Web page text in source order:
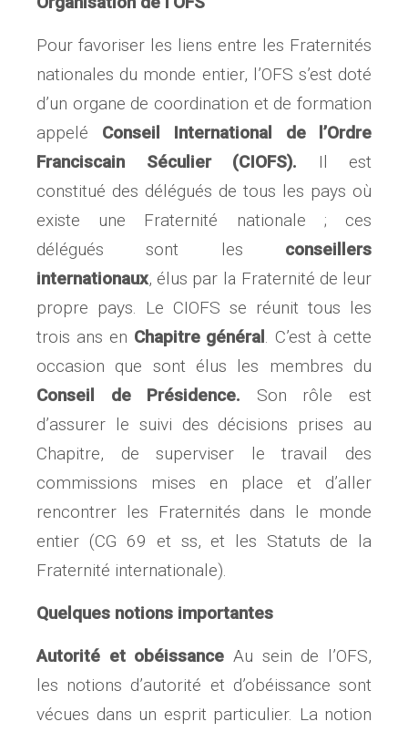
Pour favoriser les liens entre les Fraternités
nationales du monde entier, l’OFS s’est doté
d’un organe de coordination et de formation
appelé Conseil International de l’Ordre
Franciscain Séculier
(CIOFS). Il est
constitué des délégués de tous les pays où
existe une Fraternité nationale ; ces
délégués sont les conseillers
internationaux, élus par la Fraternité de leur
propre pays. Le CIOFS se réunit tous les
trois ans en Chapitre général. C’est à cette
occasion que sont élus les membres du
Conseil de Présidence. Son rôle est
d’assurer le suivi des décisions prises au
Chapitre, de superviser le travail des
commissions mises en place et d’aller
rencontrer les Fraternités dans le monde
entier (CG 69 et ss, et les Statuts de la
Fraternité internationale).
Quelques notions importantes
Autorité et obéissance Au sein de l’OFS,
les notions d’autorité et d’obéissance sont
vécues dans un esprit particulier. La notion